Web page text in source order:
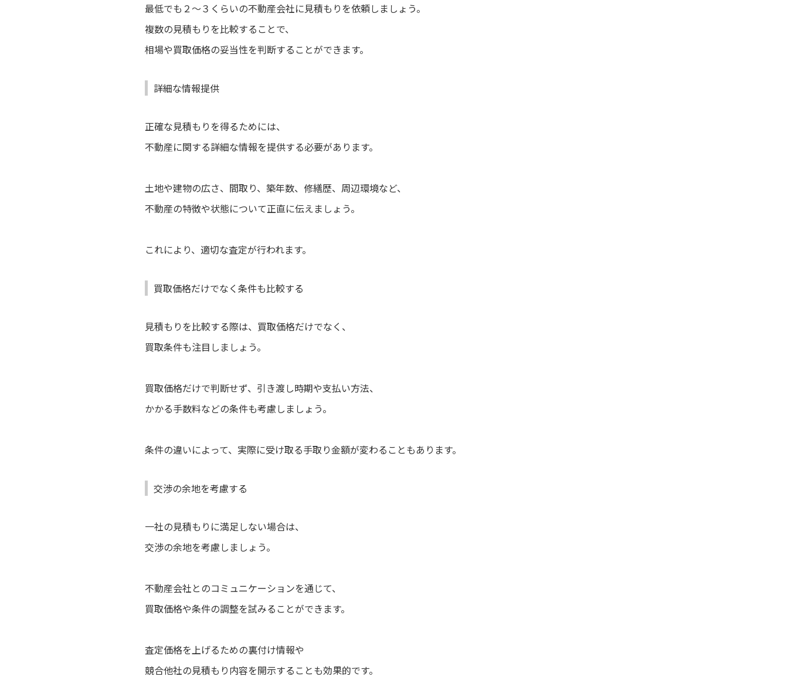
最低でも２～３くらいの不動産会社に見積もりを依頼しましょう。
複数の見積もりを比較することで、
相場や買取価格の妥当性を判断することができます。
詳細な情報提供
正確な見積もりを得るためには、
不動産に関する詳細な情報を提供する必要があります。
土地や建物の広さ、間取り、築年数、修繕歴、周辺環境など、
不動産の特徴や状態について正直に伝えましょう。
これにより、適切な査定が行われます。
買取価格だけでなく条件も比較する
見積もりを比較する際は、買取価格だけでなく、
買取条件も注目しましょう。
買取価格だけで判断せず、引き渡し時期や支払い方法、
かかる手数料などの条件も考慮しましょう。
条件の違いによって、実際に受け取る手取り金額が変わることもあります。
交渉の余地を考慮する
一社の見積もりに満足しない場合は、
交渉の余地を考慮しましょう。
不動産会社とのコミュニケーションを通じて、
買取価格や条件の調整を試みることができます。
査定価格を上げるための裏付け情報や
競合他社の見積もり内容を開示することも効果的です。